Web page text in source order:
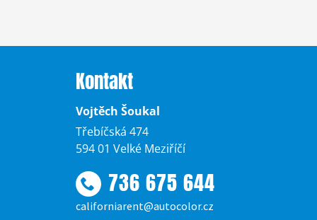
Kontakt
Vojtěch Šoukal
Třebíčská 474
594 01 Velké Meziříčí
736 675 644
californiarent@autocolor.cz